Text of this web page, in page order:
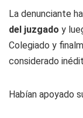
La denunciante
del juzgado y
Colegiado y
considerado
Habían apoyado